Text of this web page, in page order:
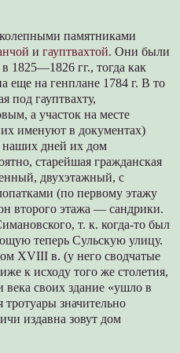
памятниками
игауптвахтой. Они были
гг., тогда как
еще на генплане 1784 г. В то
под гауптвахту,
а участок на месте
именуют в документах)
дней их дом
старейшая гражданская
двухэтажный, с
(по первому этажу
второго этажа — сандрики.
т. к. когда-то был
теперь Сульскую улицу.
XVIII в. (у него сводчатые
к исходу того же столетия,
своих здание «ушло в
тротуары значительно
издавна зовут дом